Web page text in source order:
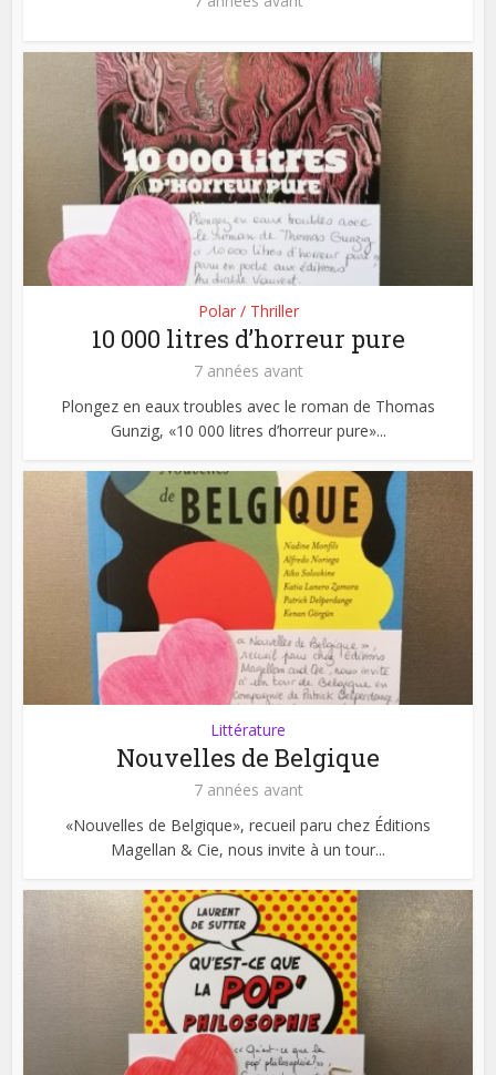
Polar / Thriller
10 000 litres d’horreur pure
7 années avant
Plongez en eaux troubles avec le roman de Thomas
Gunzig, «10 000 litres d’horreur pure»...
Littérature
Nouvelles de Belgique
7 années avant
«Nouvelles de Belgique», recueil paru chez Éditions
Magellan & Cie, nous invite à un tour...